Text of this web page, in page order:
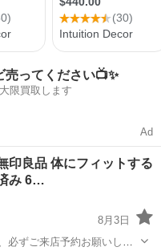
売ってください📺✨
限買取します
Ad
印良品 体にフィットする
み 6…
8月3日
必ずご来店予約お願いしま